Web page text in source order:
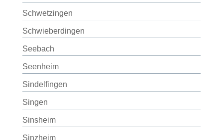
Schwetzingen
Schwieberdingen
Seebach
Seenheim
Sindelfingen
Singen
Sinsheim
Sinzheim